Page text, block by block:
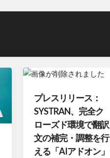
プレスリリース：
SYSTRAN、完全ク
ローズド環境で翻訳
文の補完・調整を行
える「AIアドオン」